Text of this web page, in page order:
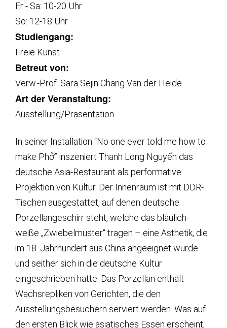
Fr - Sa: 10-20 Uhr
So: 12-18 Uhr
Studiengang:
Freie Kunst
Betreut von:
Verw.-Prof. Sara Sejin Chang Van der Heide
Art der Veranstaltung:
Ausstellung/Präsentation
In seiner Installation “No one ever told me how to
make Phở” inszeniert Thanh Long Nguyến das
deutsche Asia-Restaurant als performative
Projektion von Kultur. Der Innenraum ist mit DDR-
Tischen ausgestattet, auf denen deutsche
Porzellangeschirr steht, welche das bläulich-
weiße „Zwiebelmuster“ tragen – eine Ästhetik, die
im 18. Jahrhundert aus China angeeignet wurde
und seither sich in die deutsche Kultur
eingeschrieben hatte. Das Porzellan enthält
Wachsrepliken von Gerichten, die den
Ausstellungsbesuchern serviert werden. Was auf
den ersten Blick wie asiatisches Essen erscheint,